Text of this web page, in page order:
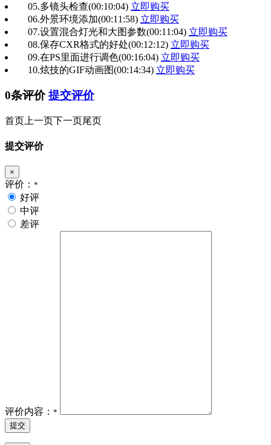
05.多镜头检查(00:10:04) 立即购买
06.外景环境添加(00:11:58) 立即购买
07.设置混合灯光和大图参数(00:11:04) 立即购买
08.保存CXR格式的好处(00:12:12) 立即购买
09.在PS里面进行调色(00:16:04) 立即购买
10.炫技的GIF动画图(00:14:34) 立即购买
0条评价 提交评价
首页 上一页下一页尾页
提交评价
×
评价： *
好评
中评
差评
评价内容： *
提交